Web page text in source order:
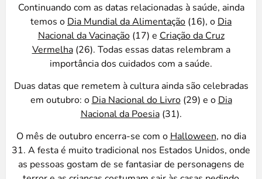
Continuando com as datas relacionadas à saúde, ainda
temos o Dia Mundial da Alimentação (16), o Dia
Nacional da Vacinação(17) e Criação da Cruz
Vermelha(26). Todas essas datas relembram a
importância dos cuidados com a saúde.
Duas datas que remetem à cultura ainda são celebradas
em outubro: o Dia Nacional do Livro(29) e o Dia
Nacional da Poesia(31).
O mês de outubro encerra-se com oHalloween, no dia
31. A festa é muito tradicional nos Estados Unidos, onde
as pessoas gostam de se fantasiar de personagens de